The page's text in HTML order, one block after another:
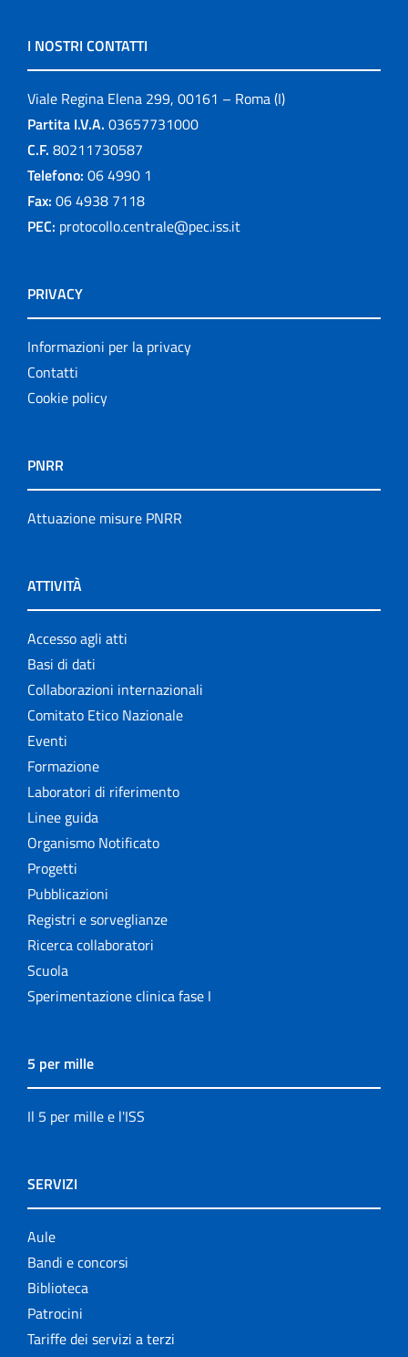
I NOSTRI CONTATTI
Viale Regina Elena 299, 00161 – Roma (I)
Partita I.V.A. 03657731000
C.F. 80211730587
Telefono: 06 4990 1
Fax: 06 4938 7118
PEC: protocollo.centrale@pec.iss.it
PRIVACY
Informazioni per la privacy
Contatti
Cookie policy
PNRR
Attuazione misure PNRR
ATTIVITÀ
Accesso agli atti
Basi di dati
Collaborazioni internazionali
Comitato Etico Nazionale
Eventi
Formazione
Laboratori di riferimento
Linee guida
Organismo Notificato
Progetti
Pubblicazioni
Registri e sorveglianze
Ricerca collaboratori
Scuola
Sperimentazione clinica fase I
5 per mille
Il 5 per mille e l'ISS
SERVIZI
Aule
Bandi e concorsi
Biblioteca
Patrocini
Tariffe dei servizi a terzi